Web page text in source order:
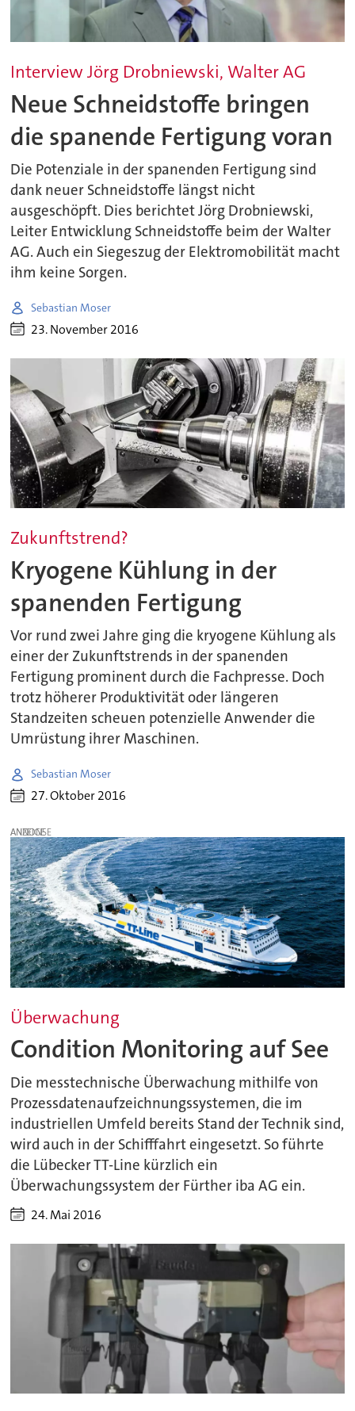
Interview Jörg Drobniewski, Walter AG
Neue Schneidstoffe bringen
die spanende Fertigung voran
Die Potenziale in der spanenden Fertigung sind
dank neuer Schneidstoffe längst nicht
ausgeschöpft. Dies berichtet Jörg Drobniewski,
Leiter Entwicklung Schneidstoffe beim der Walter
AG. Auch ein Siegeszug der Elektromobilität macht
ihm keine Sorgen.
Sebastian Moser
23. November 2016
Zukunftstrend?
Kryogene Kühlung in der
spanenden Fertigung
Vor rund zwei Jahre ging die kryogene Kühlung als
einer der Zukunftstrends in der spanenden
Fertigung prominent durch die Fachpresse. Doch
trotz höherer Produktivität oder längeren
Standzeiten scheuen potenzielle Anwender die
Umrüstung ihrer Maschinen.
Sebastian Moser
27. Oktober 2016
ANZEIGE
Überwachung
Condition Monitoring auf See
Die messtechnische Überwachung mithilfe von
Prozessdatenaufzeichnungssystemen, die im
industriellen Umfeld bereits Stand der Technik sind,
wird auch in der Schifffahrt eingesetzt. So führte
die Lübecker TT-Line kürzlich ein
Überwachungssystem der Fürther iba AG ein.
24. Mai 2016